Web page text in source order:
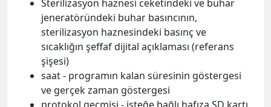
Sterilizasyon haznesi ceketindeki ve buhar
jeneratöründeki buhar basıncının,
sterilizasyon haznesindeki basınç ve
sıcaklığın şeffaf dijital açıklaması (referans
şişesi)
saat - programın kalan süresinin göstergesi
ve gerçek zaman göstergesi
protokol geçmişi - isteğe bağlı hafıza SD kartı